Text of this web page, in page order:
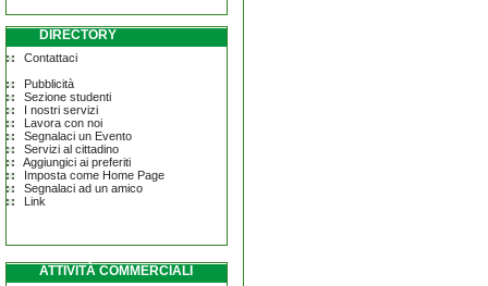
DIRECTORY
Contattaci
Pubblicità
Sezione studenti
I nostri servizi
Lavora con noi
Segnalaci un Evento
Servizi al cittadino
Aggiungici ai preferiti
Imposta come Home Page
Segnalaci ad un amico
Link
ATTIVITÀ COMMERCIALI